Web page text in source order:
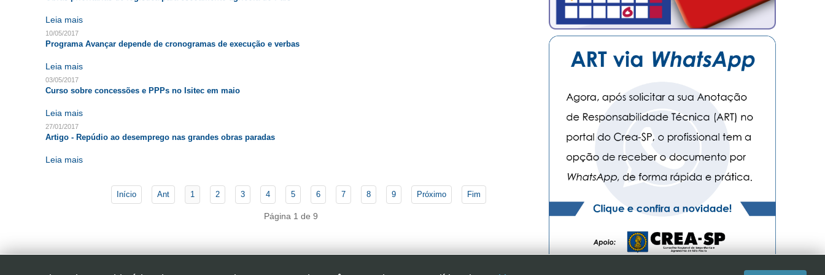
Leia mais
10/05/2017
Programa Avançar depende de cronogramas de execução e verbas
Leia mais
03/05/2017
Curso sobre concessões e PPPs no Isitec em maio
Leia mais
27/01/2017
Artigo - Repúdio ao desemprego nas grandes obras paradas
Leia mais
Início Ant 1 2 3 4 5 6 7 8 9 Próximo Fim
Página 1 de 9